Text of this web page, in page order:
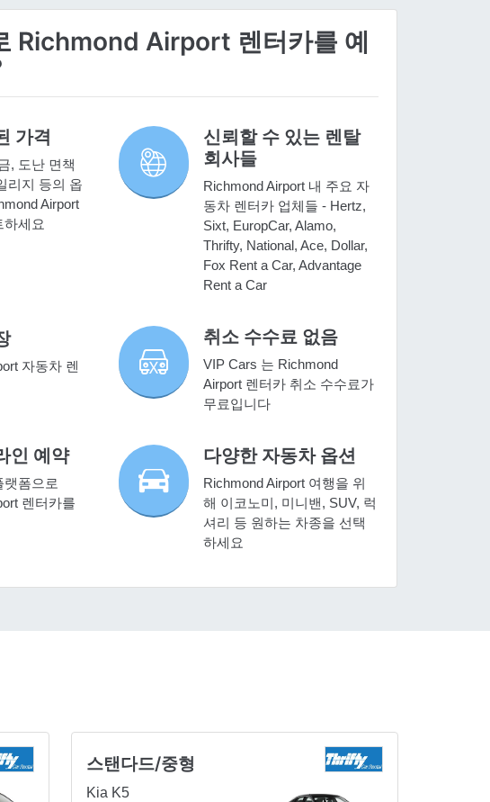
Richmond Airport 렌터카를 예
가격
, 도난 면책
리지 등의 옵
Airport
하세요
신뢰할 수 있는 렌탈
회사들
Richmond Airport 내 주요 자
동차 렌터카 업체들 - Hertz,
Sixt, EuropCar, Alamo,
Thrifty, National, Ace, Dollar,
Fox Rent a Car, Advantage
Rent a Car
자동차 렌
취소 수수료 없음
VIP Cars 는 Richmond
Airport 렌터카 취소 수수료가
무료입니다
인 예약
랫폼으로
렌터카를
다양한 자동차 옵션
Richmond Airport 여행을 위
해 이코노미, 미니밴, SUV, 럭
셔리 등 원하는 차종을 선택
하세요
스탠다드/중형
Kia K5